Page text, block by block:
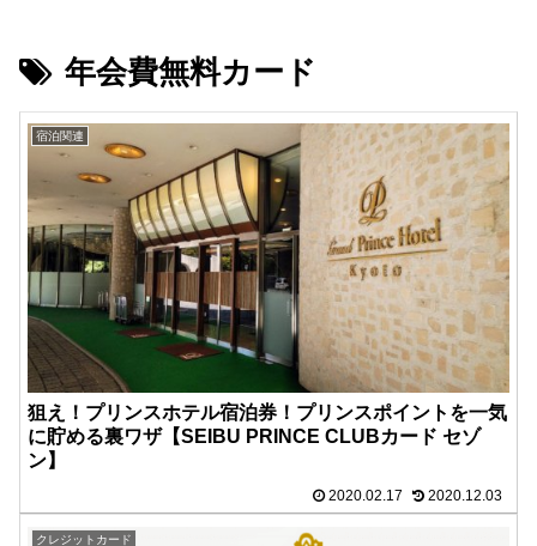
年会費無料カード
宿泊関連
狙え！プリンスホテル宿泊券！プリンスポイントを一気
に貯める裏ワザ【SEIBU PRINCE CLUBカード セゾ
ン】
2020.02.17 2020.12.03
クレジットカード